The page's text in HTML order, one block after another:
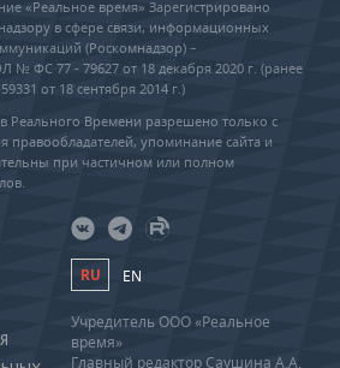
«Реальное время» Зарегистрировано
в сфере связи, информационных
(Роскомнадзор) –
№ ФС 77 - 79627 от 18 декабря 2020 г. (ранее
от 18 сентября 2014 г.)
Реального Времени разрешено только с
правообладателей, упоминание сайта и
при частичном или полном
RU EN
Учредитель ООО «Реальное
время»
Главный редактор Саушина А.А.